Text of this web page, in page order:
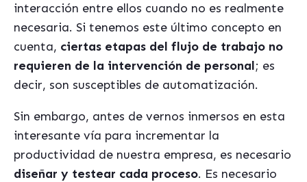
interacción entre ellos cuando no es realmente
necesaria. Si tenemos este último concepto en
cuenta, ciertas etapas del flujo de trabajo no
requieren de la intervención de personal; es
decir, son susceptibles de automatización.
Sin embargo, antes de vernos inmersos en esta
interesante vía para incrementar la
productividad de nuestra empresa, es necesario
diseñar y testear cada proceso. Es necesario